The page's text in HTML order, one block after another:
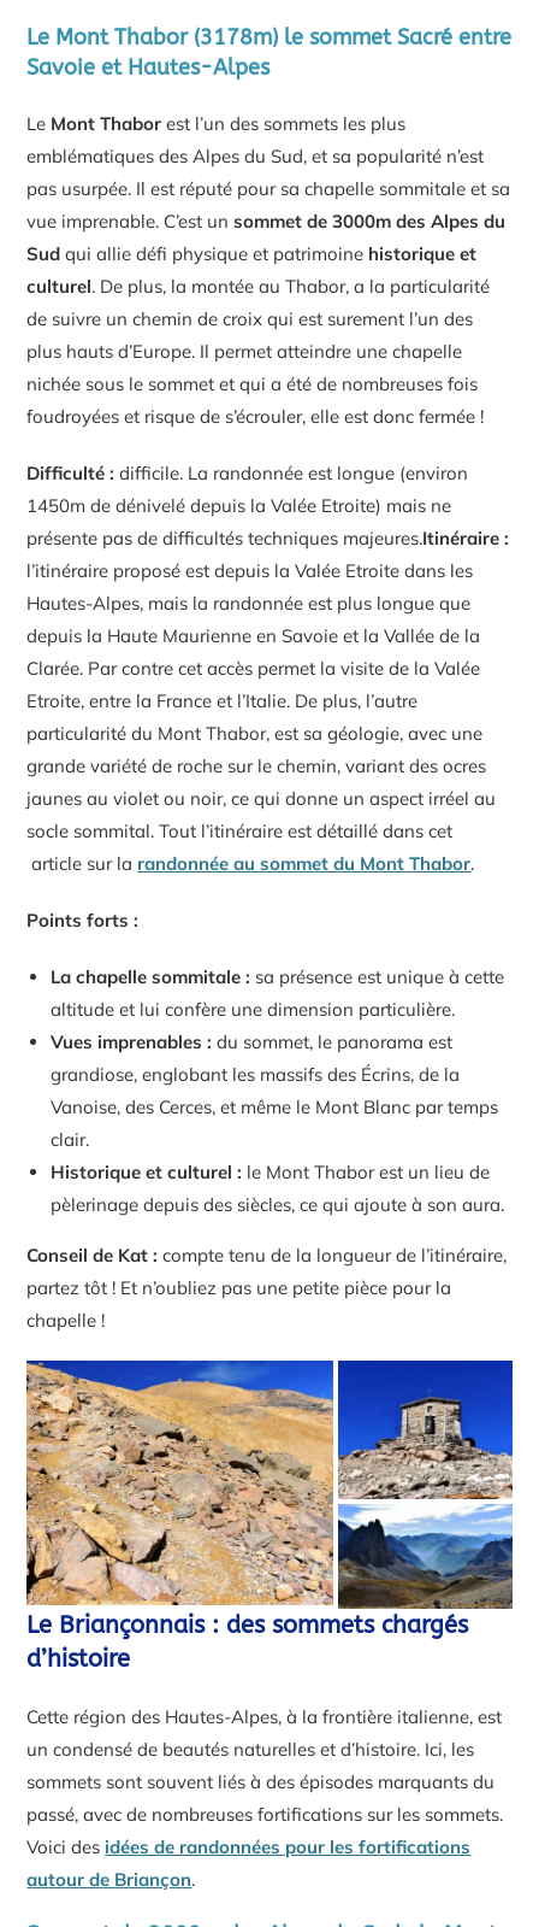
Le Mont Thabor (3178m) le sommet Sacré entre
Savoie et Hautes-Alpes
Le Mont Thabor est l’un des sommets les plus
emblématiques des Alpes du Sud, et sa popularité n’est
pas usurpée. Il est réputé pour sa chapelle sommitale et sa
vue imprenable. C’est unsommet de 3000m des Alpes du
Sud qui allie défi physique et patrimoine historique et
culturel. De plus, la montée au Thabor, a la particularité
de suivre un chemin de croix qui est surement l’un des
plus hauts d’Europe. Il permet atteindre une chapelle
nichée sous le sommet et qui a été de nombreuses fois
foudroyées et risque de s’écrouler, elle est donc fermée !
Difficulté : difficile. La randonnée est longue (environ
1450m de dénivelé depuis la Valée Etroite) mais ne
présente pas de difficultés techniques majeures.Itinéraire :
l’itinéraire proposé est depuis la Valée Etroite dans les
Hautes-Alpes, mais la randonnée est plus longue que
depuis la Haute Maurienne en Savoie et la Vallée de la
Clarée. Par contre cet accès permet la visite de la Valée
Etroite, entre la France et l’Italie. De plus, l’autre
particularité du Mont Thabor, est sa géologie, avec une
grande variété de roche sur le chemin, variant des ocres
jaunes au violet ou noir, ce qui donne un aspect irréel au
socle sommital. Tout l’itinéraire est détaillé dans cet
article sur la randonnée au sommet du Mont Thabor.
Points forts :
La chapelle sommitale : sa présence est unique à cette
altitude et lui confère une dimension particulière.
Vues imprenables : du sommet, le panorama est
grandiose, englobant les massifs des Écrins, de la
Vanoise, des Cerces, et même le Mont Blanc par temps
clair.
Historique et culturel : le Mont Thabor est un lieu de
pèlerinage depuis des siècles, ce qui ajoute à son aura.
Conseil de Kat : compte tenu de la longueur de l’itinéraire,
partez tôt ! Et n’oubliez pas une petite pièce pour la
chapelle !
Le Briançonnais : des sommets chargés
d’histoire
Cette région des Hautes-Alpes, à la frontière italienne, est
un condensé de beautés naturelles et d’histoire. Ici, les
sommets sont souvent liés à des épisodes marquants du
passé, avec de nombreuses fortifications sur les sommets.
Voici des idées de randonnées pour les fortifications
autour de Briançon.